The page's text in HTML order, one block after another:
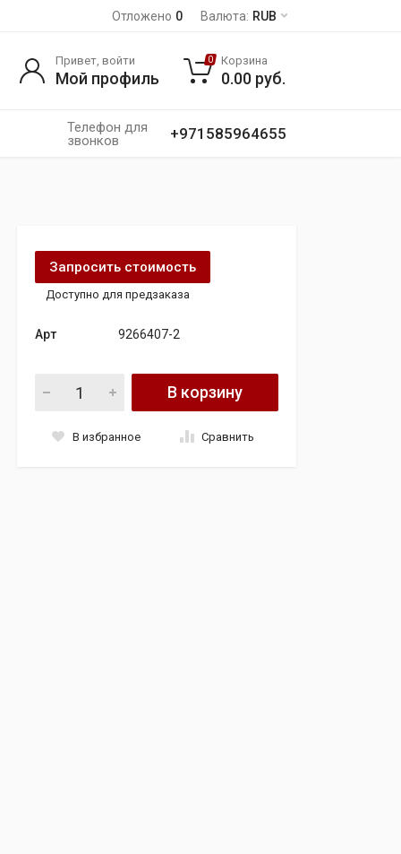
Отложено 0 Валюта: RUB
Телефон для
звонков
+971585964655
Привет, войти
Мой профиль
0 Корзина
0.00 руб.
Запросить стоимость
Доступно для предзаказа
Арт 9266407-2
блок gateway zgw bmw f01 f04 f06 f10 f11 f12 high
В корзину
В избранное Сравнить